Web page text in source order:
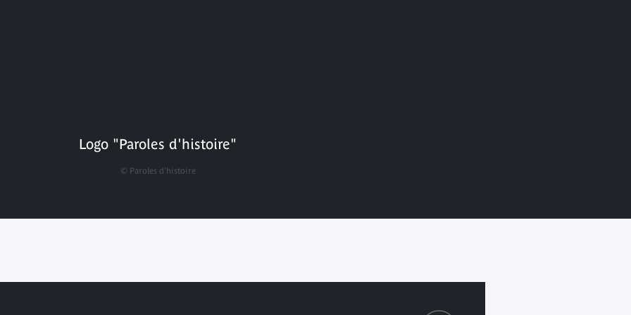
Logo "Paroles d'histoire"
© Paroles d'histoire